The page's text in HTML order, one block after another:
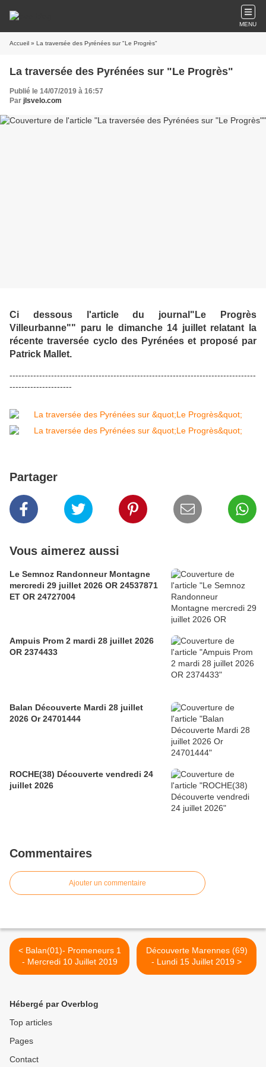
MENU
Accueil » La traversée des Pyrénées sur "Le Progrès"
La traversée des Pyrénées sur "Le Progrès"
Publié le 14/07/2019 à 16:57
Par jlsvelo.com
Ci dessous l'article du journal"Le Progrès
Villeurbanne"" paru le dimanche 14 juillet relatant la
récente traversée cyclo des Pyrénées et proposé par
Patrick Mallet.
-----------------------------------------------------------------------------------
---------------------
Partager
Vous aimerez aussi
Le Semnoz Randonneur Montagne
mercredi 29 juillet 2026 OR 24537871
ET OR 24727004
Ampuis Prom 2 mardi 28 juillet 2026
OR 2374433
Balan Découverte Mardi 28 juillet
2026 Or 24701444
ROCHE(38) Découverte vendredi 24
juillet 2026
Commentaires
Ajouter un commentaire
< Balan(01)- Promeneurs 1
- Mercredi 10 Juillet 2019
Découverte Marennes (69)
- Lundi 15 Juillet 2019 >
Hébergé par Overblog
Top articles
Pages
Contact